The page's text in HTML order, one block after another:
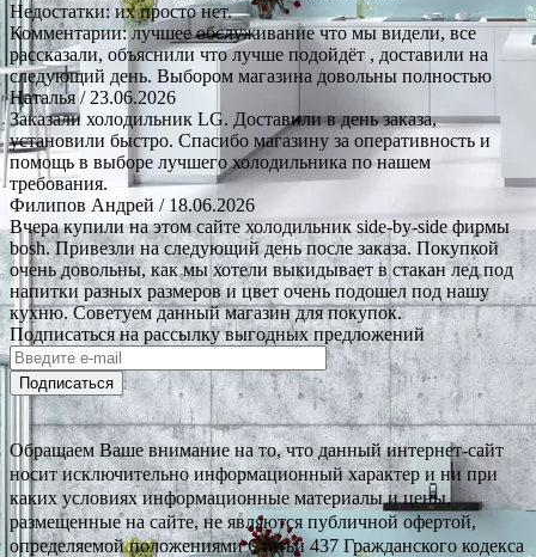
Недостатки: их просто нет.
Комментарии: лучшее обслуживание что мы видели, все
рассказали, объяснили что лучше подойдёт , доставили на
следующий день. Выбором магазина довольны полностью
Наталья/ 23.06.2026
Заказали холодильник LG. Доставили в день заказа,
установили быстро. Спасибо магазину за оперативность и
помощь в выборе лучшего холодильника по нашем
требования.
Филипов Андрей / 18.06.2026
Вчера купили на этом сайте холодильник side-by-side фирмы
bosh. Привезли на следующий день после заказа. Покупкой
очень довольны, как мы хотели выкидывает в стакан лед под
напитки разных размеров и цвет очень подошел под нашу
кухню. Советуем данный магазин для покупок.
Подписаться на рассылку выгодных предложений
Подписаться
Обращаем Ваше внимание на то, что данный интернет-сайт
носит исключительно информационный характер и ни при
каких условиях информационные материалы и цены,
размещенные на сайте, не являются публичной офертой,
определяемой положениями Статьи 437 Гражданского кодекса